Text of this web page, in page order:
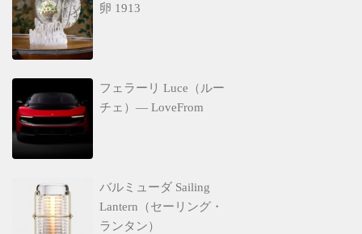
卵 1913
フェラーリ Luce（ルー
チェ）— LoveFrom
バルミューダ Sailing
Lantern（セーリング・
ランタン）